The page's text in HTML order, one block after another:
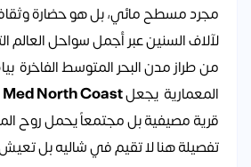
مجرد مسطح مائي، بل هو حضارة
لآلاف السنين عبر أجمل سواحل
من طراز مدن البحر المتوسط الفاخرة
المعمارية يجعلMed North Coast
قرية مصيفية بل مجتمعاً يحمل روح